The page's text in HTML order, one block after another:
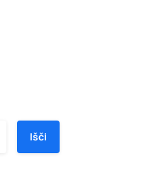
Išči